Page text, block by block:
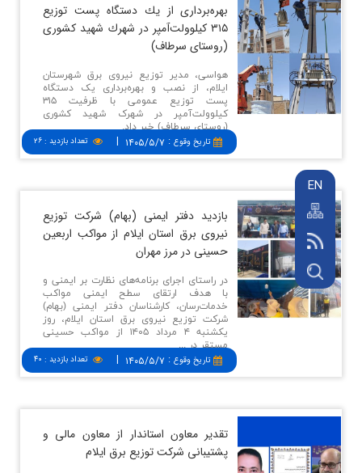
EN
بهره‌برداری از یك دستگاه پست توزیع
۳۱۵ كیلوولت‌آمپر در شهرك شهید كشوری
(روستای سرطاف)
تاريخ وقوع : ۱۴۰۵/۵/۷ | تعداد بازدید : ۲۶
هواسی، مدیر توزیع نیروی برق شهرستان
ایلام، از نصب و بهره‌برداری یک دستگاه
پست توزیع عمومی با ظرفیت ۳۱۵
کیلوولت‌آمپر در شهرک شهید کشوری
(روستای سرطاف) خبر داد.
بازدید دفتر ایمنی (بهام) شركت توزیع
نیروی برق استان ایلام از مواكب اربعین
حسینی در مرز مهران
تاريخ وقوع : ۱۴۰۵/۵/۷ | تعداد بازدید : ۴۰
در راستای اجرای برنامه‌های نظارت بر ایمنی و
با هدف ارتقای سطح ایمنی مواکب
خدمات‌رسان، کارشناسان دفتر ایمنی (بهام)
شرکت توزیع نیروی برق استان ایلام، روز
یکشنبه ۴ مرداد ۱۴۰۵ از مواکب حسینی
مستقر در ...
تقدیر معاون استاندار از معاون مالی و
پشتیبانی شركت توزیع برق ایلام